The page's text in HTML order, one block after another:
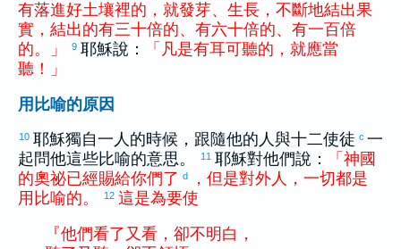
有落進好土壤裡的 ， 就發芽、 生長 ， 不斷地結出果
實 ， 結出的有三十倍的、 有六十倍的、 有一百倍
的。 」 9 耶穌說： 「 凡是有耳可聽的 ， 就應當
聽 ！
」
用比喻的原因
10 耶穌獨自一人的時候，跟隨他的人與十二使徒 c 一
起問他這些比喻的意思。
11 耶穌對他們說： 「 神國
的奧祕已經賜給你們了 d ， 但是對外人 ， 一切都是
用 比喻的。 12 這是為要使
『他們看了 又 看 ， 卻不明白 ，